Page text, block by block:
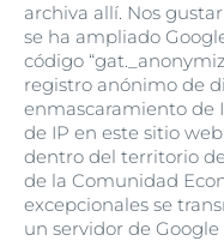
archiva allí. Nos
se ha ampliado
código
registro anónimo de
enmascaramiento de
de IP en este sitio
dentro del territorio
de la Comunidad
excepcionales se
un servidor de Google